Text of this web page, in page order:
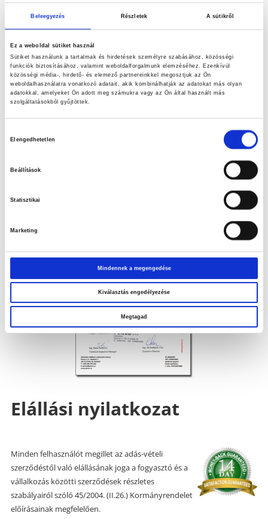
Beleegyezés Részletek A sütikről
Ez a weboldal sütiket használ
Sütiket használunk a tartalmak és hirdetések személyre szabásához, közösségi
funkciók biztosításához, valamint weboldalforgalmunk elemzéséhez. Ezenkívül
közösségi média-, hirdető- és elemező partnereinkkel megosztjuk az Ön
weboldalhasználatra vonatkozó adatait, akik kombinálhatják az adatokat más olyan
adatokkal, amelyeket Ön adott meg számukra vagy az Ön által használt más
szolgáltatásokból gyűjtöttek.
Elengedhetetlen
Beállítások
Statisztikai
Marketing
Mindennek a megengedése
Kiválasztás engedélyezése
Megtagad
kiegészítők biztonságos használatáról. Remélem ez kellőképpen
meggyőzi a kétkedőket a PENCO minőségével és biztonságos
Elállási nyilatkozat
Minden felhasználót megillet az adás-vételi
szerződéstől való elállásának joga a fogyasztó és a
vállalkozás közötti szerződések részletes
szabályairól szóló 45/2004. (II.26.) Kormányrendelet
előírásainak megfelelően.